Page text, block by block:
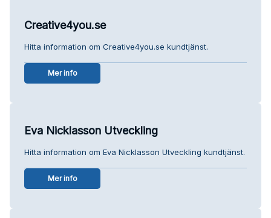
Creative4you.se
Hitta information om Creative4you.se kundtjänst.
Mer info
Eva Nicklasson Utveckling
Hitta information om Eva Nicklasson Utveckling kundtjänst.
Mer info